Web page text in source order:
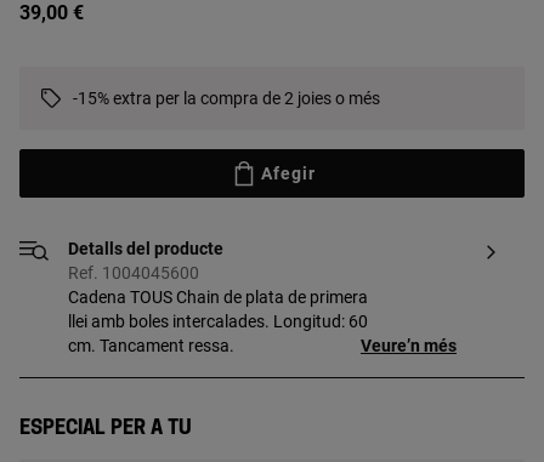
39,00 €
-15% extra per la compra de 2 joies o més
Afegir
Detalls del producte
Ref. 1004045600
Cadena TOUS Chain de plata de primera
llei amb boles intercalades. Longitud: 60
cm. Tancament ressa.
Veure’n més
Especial per a tu